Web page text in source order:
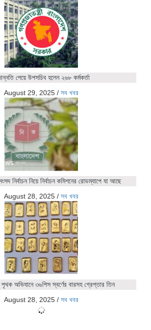
পেয়ে উপসচিব হলেন ২৬৮ কর্মকর্তা
August 29, 2025 / সব খবর
নির্বাচন নিয়ে নির্বাচন কমিশনের রোডম্যাপে যা আছে
August 28, 2025 / সব খবর
পৃথক অভিযানে ৩৬পিস স্বর্ণের বারসহ গ্রেপ্তার তিন
August 28, 2025 / সব খবর